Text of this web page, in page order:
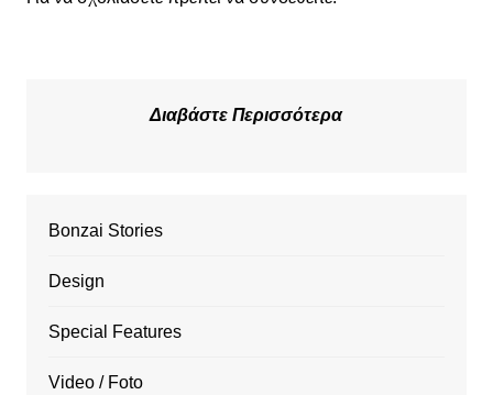
Διαβάστε Περισσότερα
Bonzai Stories
Design
Special Features
Video / Foto